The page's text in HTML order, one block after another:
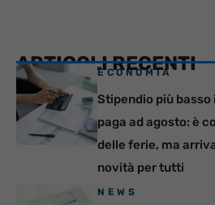
ARTICOLI RECENTI
ECONOMIA
Stipendio più basso
paga ad agosto: è
delle ferie, ma
novità per tutti
NEWS